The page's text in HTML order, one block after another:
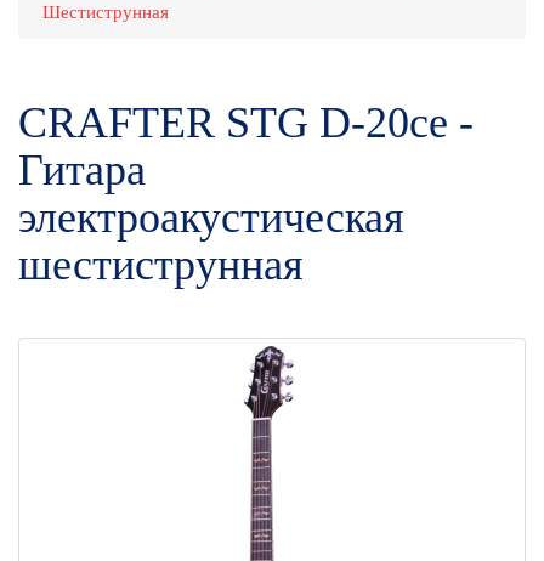
Шестиструнная
CRAFTER STG D-20ce -
Гитара
электроакустическая
шестиструнная